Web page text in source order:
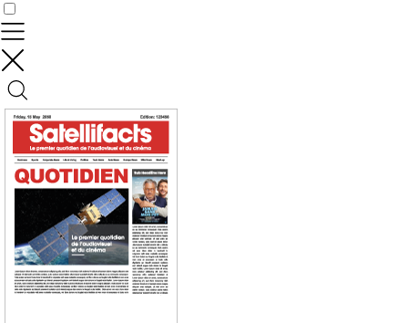
Contrôler vos données